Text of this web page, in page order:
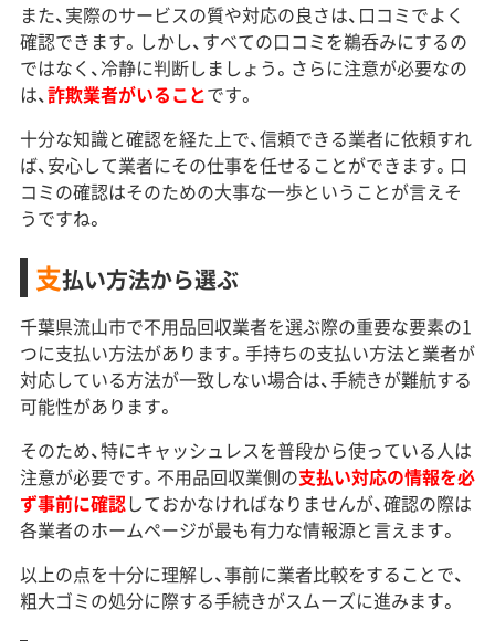
また、実際のサービスの質や対応の良さは、口コミでよく
確認できます。しかし、すべての口コミを鵜呑みにするの
ではなく、冷静に判断しましょう。さらに注意が必要なの
は、詐欺業者がいることです。
十分な知識と確認を経た上で、信頼できる業者に依頼すれ
ば、安心して業者にその仕事を任せることができます。口
コミの確認はそのための大事な一歩ということが言えそ
うですね。
支払い方法から選ぶ
千葉県流山市で不用品回収業者を選ぶ際の重要な要素の1
つに支払い方法があります。手持ちの支払い方法と業者が
対応している方法が一致しない場合は、手続きが難航する
可能性があります。
そのため、特にキャッシュレスを普段から使っている人は
注意が必要です。不用品回収業側の支払い対応の情報を必
ず事前に確認しておかなければなりませんが、確認の際は
各業者のホームページが最も有力な情報源と言えます。
以上の点を十分に理解し、事前に業者比較をすることで、
粗大ゴミの処分に際する手続きがスムーズに進みます。